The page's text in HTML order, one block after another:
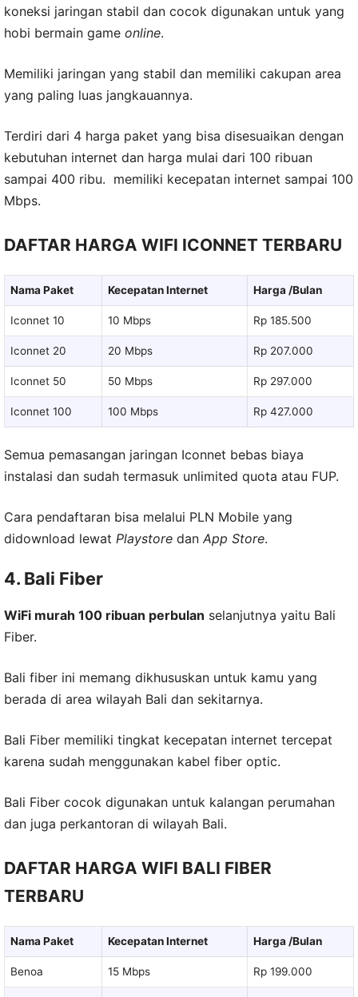
koneksi jaringan stabil dan cocok digunakan untuk yang
hobi bermain game online.
Memiliki jaringan yang stabil dan memiliki cakupan area
yang paling luas jangkauannya.
Terdiri dari 4 harga paket yang bisa disesuaikan dengan
kebutuhan internet dan harga mulai dari 100 ribuan
sampai 400 ribu. memiliki kecepatan internet sampai 100
Mbps.
DAFTAR HARGA WIFI ICONNET TERBARU
Nama Paket Kecepatan Internet Harga /Bulan
Iconnet 10 10 Mbps Rp 185.500
Iconnet 20 20 Mbps Rp 207.000
Iconnet 50 50 Mbps Rp 297.000
Iconnet 100 100 Mbps Rp 427.000
Semua pemasangan jaringan Iconnet bebas biaya
instalasi dan sudah termasuk unlimited quota atau FUP.
Cara pendaftaran bisa melalui PLN Mobile yang
didownload lewat Playstore dan App Store.
4. Bali Fiber
WiFi murah 100 ribuan perbulan selanjutnya yaitu Bali
Fiber.
Bali fiber ini memang dikhususkan untuk kamu yang
berada di area wilayah Bali dan sekitarnya.
Bali Fiber memiliki tingkat kecepatan internet tercepat
karena sudah menggunakan kabel fiber optic.
Bali Fiber cocok digunakan untuk kalangan perumahan
dan juga perkantoran di wilayah Bali.
DAFTAR HARGA WIFI BALI FIBER
TERBARU
Nama Paket Kecepatan Internet Harga /Bulan
Benoa 15 Mbps Rp 199.000